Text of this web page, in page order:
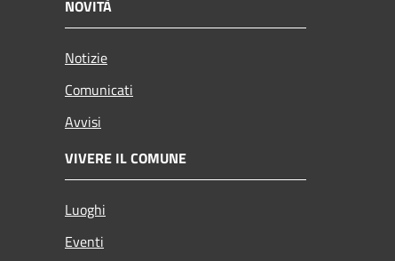
NOVITÀ
Notizie
Comunicati
Avvisi
VIVERE IL COMUNE
Luoghi
Eventi